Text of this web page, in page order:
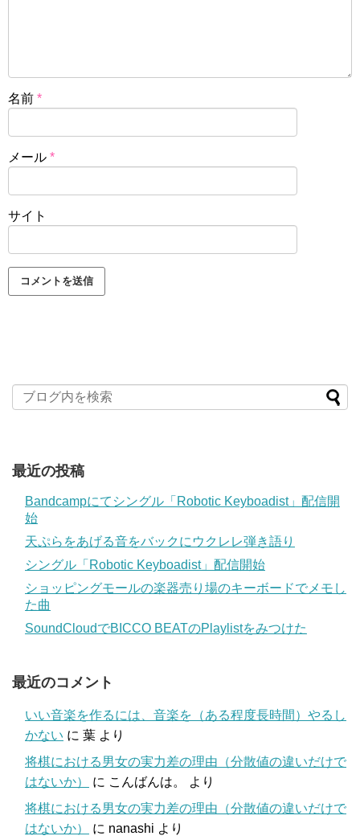
名前 *
メール *
サイト
最近の投稿
Bandcampにてシングル「Robotic Keyboadist」配信開
始
天ぷらをあげる音をバックにウクレレ弾き語り
シングル「Robotic Keyboadist」配信開始
ショッピングモールの楽器売り場のキーボードでメモし
た曲
SoundCloudでBICCO BEATのPlaylistをみつけた
最近のコメント
いい音楽を作るには、音楽を（ある程度長時間）やるし
かない に 葉 より
将棋における男女の実力差の理由（分散値の違いだけで
はないか）
に こんばんは。
より
将棋における男女の実力差の理由（分散値の違いだけで
はないか）
に nanashi より